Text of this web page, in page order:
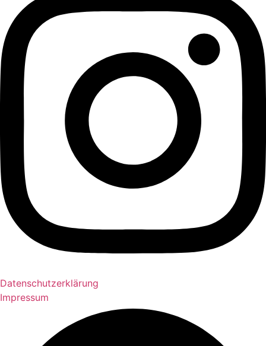
Datenschutzerklärung
Impressum